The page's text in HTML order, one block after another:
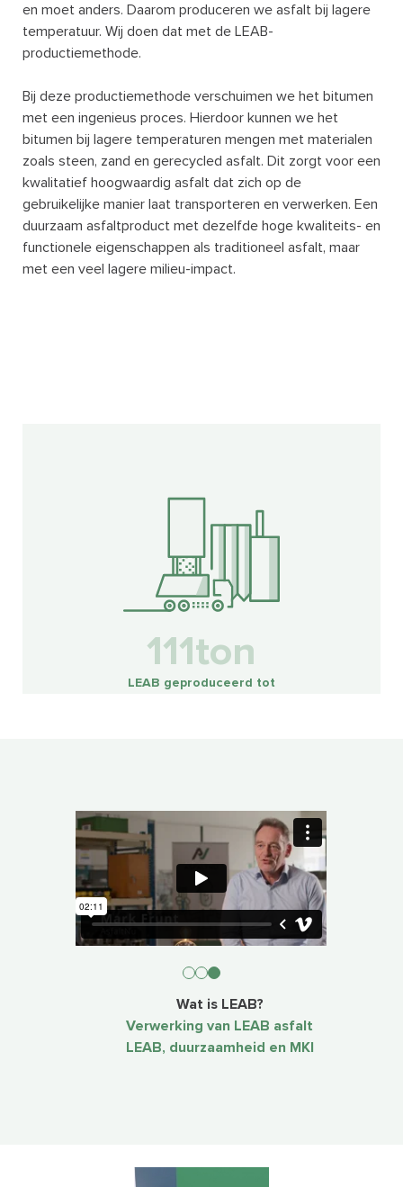
en moet anders. Daarom produceren we asfalt bij lagere
temperatuur. Wij doen dat met de LEAB-
productiemethode.
Bij deze productiemethode verschuimen we het bitumen
met een ingenieus proces. Hierdoor kunnen we het
bitumen bij lagere temperaturen mengen met materialen
zoals steen, zand en gerecycled asfalt. Dit zorgt voor een
kwalitatief hoogwaardig asfalt dat zich op de
gebruikelijke manier laat transporteren en verwerken. Een
duurzaam asfaltproduct met dezelfde hoge kwaliteits- en
functionele eigenschappen als traditioneel asfalt, maar
met een veel lagere milieu-impact.
115ton
LEAB geproduceerd tot
Wat is LEAB?
Verwerking van LEAB asfalt
LEAB, duurzaamheid en MKI